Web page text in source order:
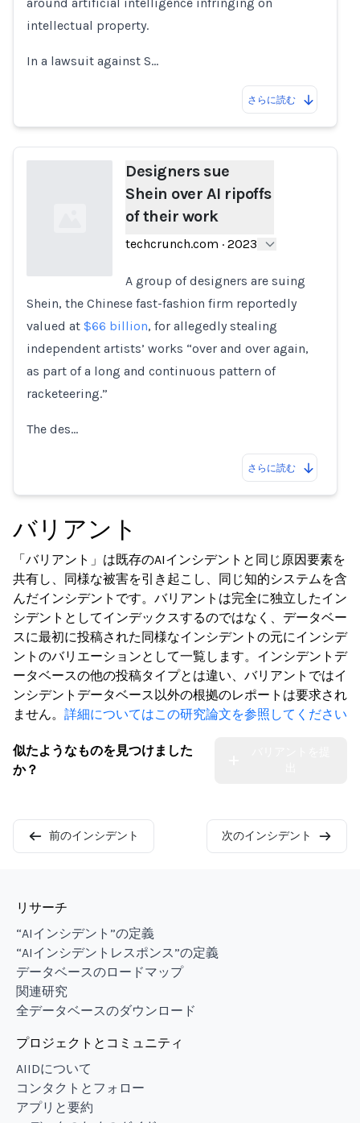
intellectual property.
In a lawsuit against S…
さらに読む
Loading...
Designers sue
Shein over AI ripoffs
of their work
techcrunch.com · 2023
A group of designers are suing
Shein, the Chinese fast-fashion firm reportedly
valued at $66 billion, for allegedly stealing
independent artists’ works “over and over again,
as part of a long and continuous pattern of
racketeering.”
The des…
さらに読む
バリアント
「バリアント」は既存のAIインシデントと同じ原因要素を
共有し、同様な被害を引き起こし、同じ知的システムを含
んだインシデントです。バリアントは完全に独立したイン
シデントとしてインデックスするのではなく、データベー
スに最初に投稿された同様なインシデントの元にインシデ
ントのバリエーションとして一覧します。インシデントデ
ータベースの他の投稿タイプとは違い、バリアントではイ
ンシデントデータベース以外の根拠のレポートは要求され
ません。 詳細についてはこの研究論文を参照してください
似たようなものを見つけました
か？
前のインシデント 次のインシデント
リサーチ
“AIインシデント”の定義
“AIインシデントレスポンス”の定義
データベースのロードマップ
関連研究
全データベースのダウンロード
プロジェクトとコミュニティ
AIIDについて
コンタクトとフォロー
アプリと要約